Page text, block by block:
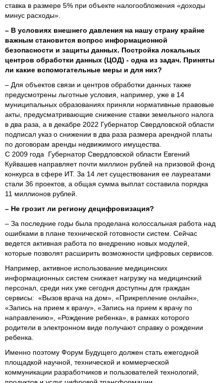
ставка в размере 5% при объекте налогообложения «доходы
минус расходы».
– В условиях внешнего давления на нашу страну крайне
важным становится вопрос информационной
безопасности и защиты данных. Постройка локальных
центров обработки данных (ЦОД) - одна из задач. Приняты
ли какие вспомогательные меры и для них?
– Для объектов связи и центров обработки данных также
предусмотрены льготные условия, например, уже в 14
муниципальных образованиях приняли нормативные правовые
акты, предусматривающие снижение ставки земельного налога
в два раза, а в декабре 2022 Губернатор Свердловской области
подписал указ о снижении в два раза размера арендной платы
по договорам аренды недвижимого имущества.
С 2009 года Губернатор Свердловской области Евгений
Куйвашев направляет почти миллион рублей на призовой фонд
конкурса в сфере ИТ. За 14 лет существования ее лауреатами
стали 36 проектов, а общая сумма выплат составила порядка
11 миллионов рублей.
– Не грозит ли региону децифровизация?
– За последние годы была проделана колоссальная работа над
ошибками в плане технической готовности систем. Сейчас
ведется активная работа по внедрению новых модулей,
которые позволят расширить возможности цифровых сервисов.
Например, активное использование медицинских
информационных систем снижает нагрузку на медицинский
персонал, среди них уже сегодня доступны для граждан
сервисы: «Вызов врача на дом», «Прикрепление онлайн»,
«Запись на прием к врачу», «Запись на прием к врачу по
направлению», «Рождение ребенка», в рамках которого
родители в электронном виде получают справку о рождении
ребенка.
Именно поэтому Форум Будущего должен стать ежегодной
площадкой научной, технической и коммерческой
коммуникации разработчиков и пользователей технологий,